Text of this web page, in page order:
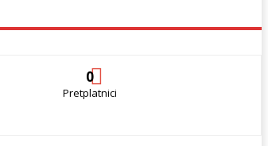
0
Pretplatnici